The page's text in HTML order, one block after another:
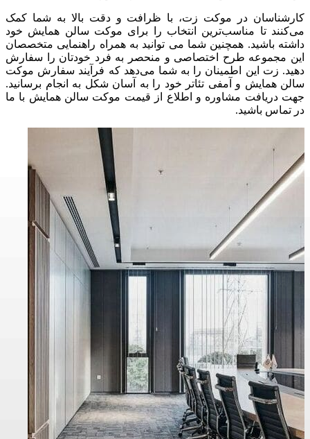
کارشناسان در موکت زت، با ظرافت و دقت بالا به شما کمک
می‌کنند تا مناسب‌ترین انتخاب را برای موکت سالن همایش خود
داشته باشید. همچنین شما می توانید به همراه راهنمایی متخصصان
این مجموعه طرح اختصاصی و منحصر به فرد خودتان را سفارش
دهید. زت این اطمینان را به شما می‌دهد که فرآیند سفارش موکت
سالن همایش و آمفی تئاتر خود را به آسان شکل به انجام برسانید.
جهت دریافت مشاوره و اطلاع از قیمت موکت سالن همایش با ما
در تماس باشید.